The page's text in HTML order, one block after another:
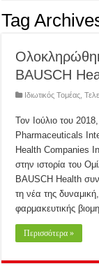
Tag
BAUSCH
Ιδιωτικός Τομέας ,
Τον Ιούλιο του
Pharmaceuticals
Health Companies
στην ιστορία του
BAUSCH Health
τη νέα της
φαρμακευτικής
Περισσότερα »